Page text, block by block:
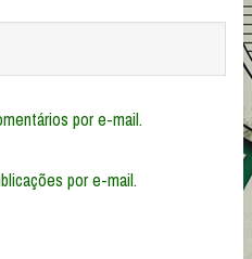
por e-mail.
por e-mail.